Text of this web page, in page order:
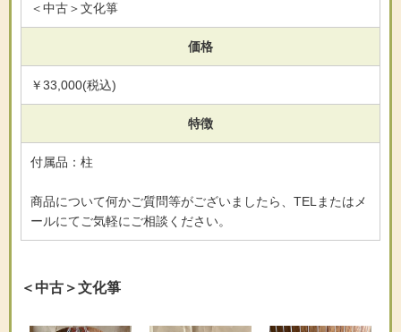
＜中古＞文化箏
価格
￥33,000(税込)
特徴
付属品：柱
商品について何かご質問等がございましたら、TELまたはメ
ールにてご気軽にご相談ください。
＜中古＞文化箏